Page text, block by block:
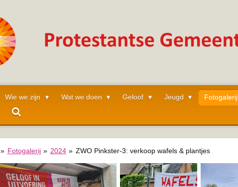
Wie we zijn Wat we doen Geloof Jeugd Fotogalerij
» Fotogalerij » 2024 » ZWO Pinkster-3: verkoop wafels & plantjes